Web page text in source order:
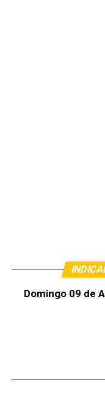
Domingo 09 de